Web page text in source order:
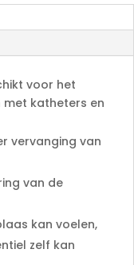
voor het
katheters en
vervanging van
van de
kan voelen,
zelf kan